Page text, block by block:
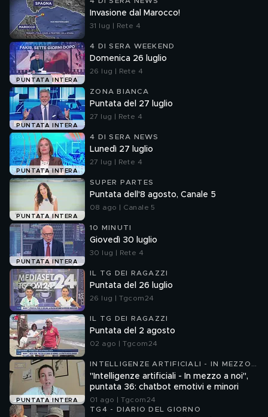
Invasione dal Marocco!
31 lug | Rete 4
PUNTATA INTERA
4 DI SERA WEEKEND
Domenica 26 luglio
26 lug | Rete 4
PUNTATA INTERA
ZONA BIANCA
Puntata del 27 luglio
27 lug | Rete 4
PUNTATA INTERA
4 DI SERA NEWS
Lunedì 27 luglio
27 lug | Rete 4
PUNTATA INTERA
SUPER PARTES
Puntata dell'8 agosto, Canale 5
08 ago | Canale 5
PUNTATA INTERA
10 MINUTI
Giovedì 30 luglio
30 lug | Rete 4
IL TG DEI RAGAZZI
Puntata del 26 luglio
26 lug | Tgcom24
IL TG DEI RAGAZZI
Puntata del 2 agosto
02 ago | Tgcom24
PUNTATA INTERA
INTELLIGENZE ARTIFICIALI - IN MEZZO
A NOI
"Intelligenze artificiali - In mezzo a noi",
puntata 36: chatbot emotivi e minori
01 ago | Tgcom24
TG4 - DIARIO DEL GIORNO